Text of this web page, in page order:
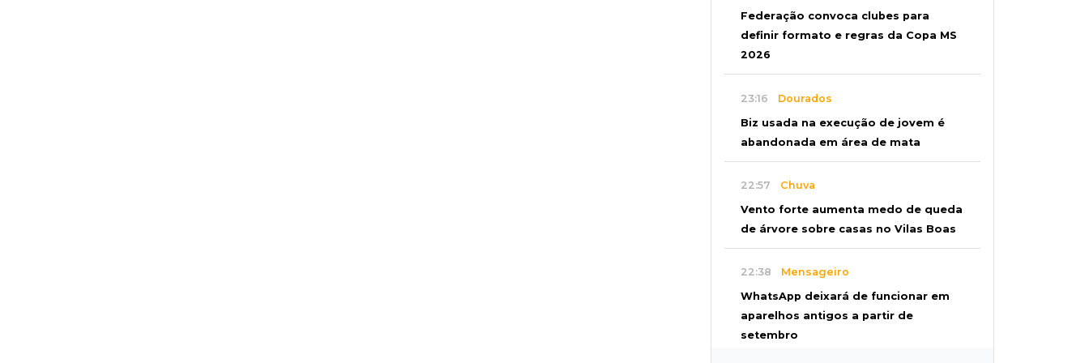
Federação convoca clubes para
definir formato e regras da Copa MS
2026
23:16 Dourados
Biz usada na execução de jovem é
abandonada em área de mata
22:57 Chuva
Vento forte aumenta medo de queda
de árvore sobre casas no Vilas Boas
22:38 Mensageiro
WhatsApp deixará de funcionar em
aparelhos antigos a partir de
setembro